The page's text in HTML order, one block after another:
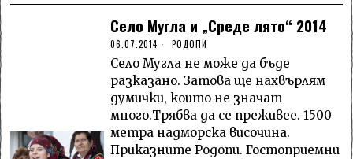
Село Мугла и „Среде лято“ 2014
06.07.2014 РОДОПИ
Село Мугла не може да бъде
разказано. Затова ще нахвърлям
думички, които не значат
много.Трябва да се преживее. 1500
метра надморска височина.
Приказните Родопи. Гостоприемни